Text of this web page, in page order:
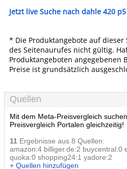
Jetzt live Suche nach dahle 420
* Die Produktangebote auf
des Seitenaurufes nicht gültig.
Produktangeboten angegebenen
Preise ist grundsätzlich
Quellen
Mit dem Meta-Preisvergleich
Preisvergleich Portalen gleichzeitig!
11 Ergebnisse aus 8 Quellen:
amazon:4 billiger.de:2 buycentral:0
quoka:0 shopping24:1 yadore:2
+ Quellen hinzufügen